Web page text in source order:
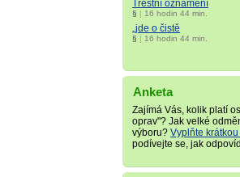
Trestní oznámení
§ | 16 hodin 44 min.
„jde o čistě
§ | 16 hodin 44 min.
Anketa
Zajímá Vás, kolik platí
oprav"? Jak velké
výboru?Vyplňte
podívejte se, jak